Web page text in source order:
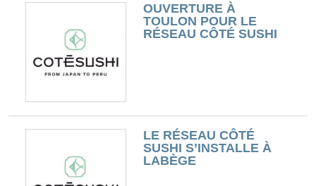
OUVERTURE À
TOULON POUR LE
RÉSEAU CÔTÉ SUSHI
LE RÉSEAU CÔTÉ
SUSHI S’INSTALLE À
LABÈGE